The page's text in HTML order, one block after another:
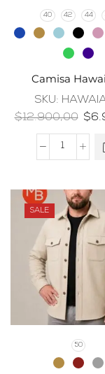
40 42 44
Camisa
SKU:
$12.900,00 $
SALE
50